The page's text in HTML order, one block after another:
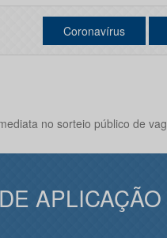
Coronavírus
no sorteio público de
APLICAÇÃO